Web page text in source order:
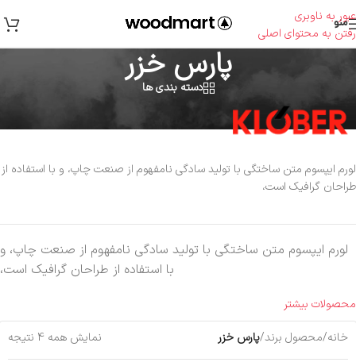
عبور به ناوبری
رفتن به محتوای اصلی
منو
پارس خزر
دسته بندی ها
لورم ایپسوم متن ساختگی با تولید سادگی نامفهوم از صنعت چاپ، و با استفاده از
طراحان گرافیک است،
لورم ایپسوم متن ساختگی با تولید سادگی نامفهوم از صنعت چاپ، و
با استفاده از طراحان گرافیک است،
محصولات بیشتر
خانه/محصول برند/پارس خزر
نمایش همه 4 نتیجه